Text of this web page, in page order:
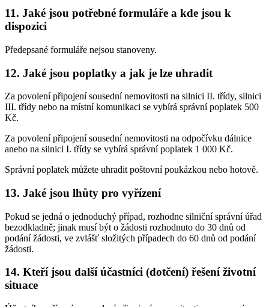
11. Jaké jsou potřebné formuláře a kde jsou k
dispozici
Předepsané formuláře nejsou stanoveny.
12. Jaké jsou poplatky a jak je lze uhradit
Za povolení připojení sousední nemovitosti na silnici II. třídy, silnici
III. třídy nebo na místní komunikaci se vybírá správní poplatek 500
Kč.
Za povolení připojení sousední nemovitosti na odpočívku dálnice
anebo na silnici I. třídy se vybírá správní poplatek 1 000 Kč.
Správní poplatek můžete uhradit poštovní poukázkou nebo hotově.
13. Jaké jsou lhůty pro vyřízení
Pokud se jedná o jednoduchý případ, rozhodne silniční správní úřad
bezodkladně; jinak musí být o žádosti rozhodnuto do 30 dnů od
podání žádosti, ve zvlášť složitých případech do 60 dnů od podání
žádosti.
14. Kteří jsou další účastníci (dotčení) řešení životní
situace